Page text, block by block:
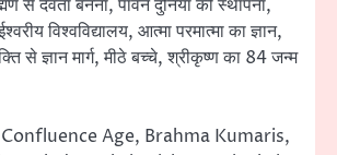
से देवता बनना, पावन दुनिया की स्थापना,
विश्वविद्यालय, आत्मा परमात्मा का ज्ञान,
से ज्ञान मार्ग, मीठे बच्चे, श्रीकृष्ण का 84 जन्म
Age, Brahma Kumaris,